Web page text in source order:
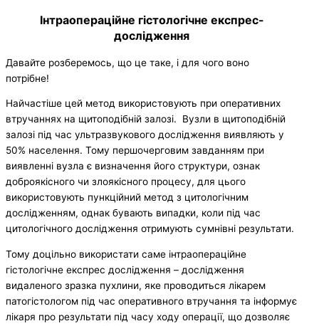
Інтраопераційне гістологічне експрес-
дослідження
Давайте розберемось, що це таке, і для чого воно
потрібне!
Найчастіше цей метод використовують при оперативних
втручаннях на щитоподібній залозі. Вузли в щитоподібній
залозі під час ультразвукового дослідження виявляють у
50% населення. Тому першочерговим завданням при
виявленні вузла є визначення його структури, ознак
доброякісного чи злоякісного процесу, для цього
використовують пункційний метод з цитологічним
дослідженням, однак бувають випадки, коли під час
цитологічного дослідження отримують сумнівні результати.
Тому доцільно використати саме інтраопераційне
гістологічне експрес дослідження – дослідження
видаленого зразка пухлини, яке проводиться лікарем
патогістологом під час оперативного втручання та інформує
лікаря про результати під часу ходу операції, що дозволяє